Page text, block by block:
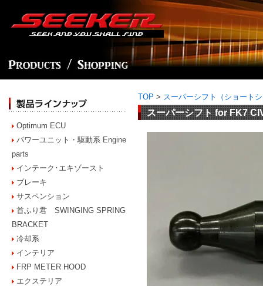
Optimum ECU
パワーユニット・駆動系 Engine
parts
インテーク･エキゾースト
ブレーキ
サスペンション
首ふり君 SWINGING SPRING
BRACKET
冷却系
インテリア
FRP METER HOOD
エクステリア
TOP > スーパーシフト（ショート
スーパーシフト for FK7